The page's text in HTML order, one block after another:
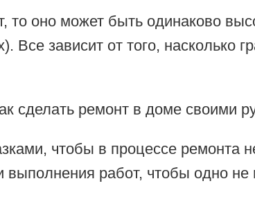
то оно может быть одинаково
зависит от того, насколько
сделать ремонт в доме своими
чтобы в процессе ремонта
выполнения работ, чтобы одно